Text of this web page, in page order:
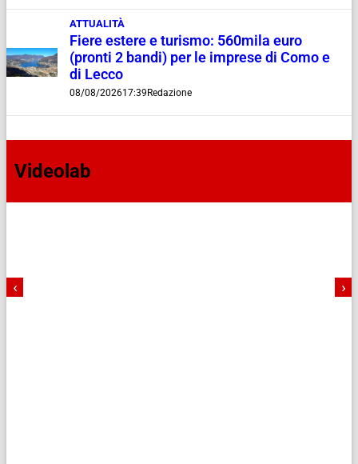
ATTUALITÀ
Fiere estere e turismo: 560mila euro
(pronti 2 bandi) per le imprese di Como e
di Lecco
08/08/202617:39 Redazione
Videolab
‹ ›